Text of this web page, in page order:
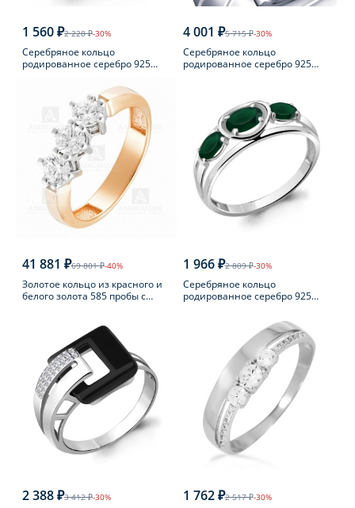
1 560 ₽2 228 ₽-30%
Серебряное кольцо
родированное серебро 925
4 001 ₽5 715 ₽-30%
Серебряное кольцо
родированное серебро 925
41 881 ₽69 801 ₽-40%
Золотое кольцо из красного и
белого золота 585 пробы с
1 966 ₽2 809 ₽-30%
Серебряное кольцо
родированное серебро 925
2 388 ₽3 412 ₽-30% 1 762 ₽2 517 ₽-30%